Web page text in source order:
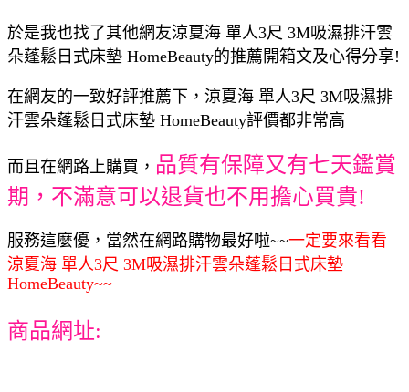
於是我也找了其他網友涼夏海 單人3尺 3M吸濕排汗雲
朵蓬鬆日式床墊 HomeBeauty的推薦開箱文及心得分享!
在網友的一致好評推薦下，涼夏海 單人3尺 3M吸濕排
汗雲朵蓬鬆日式床墊 HomeBeauty評價都非常高
而且在網路上購買， 品質有保障又有七天鑑賞
期，不滿意可以退貨也不用擔心買貴!
服務這麼優，當然在網路購物最好啦~~一定要來看看
涼夏海 單人3尺 3M吸濕排汗雲朵蓬鬆日式床墊
HomeBeauty~~
商品網址: